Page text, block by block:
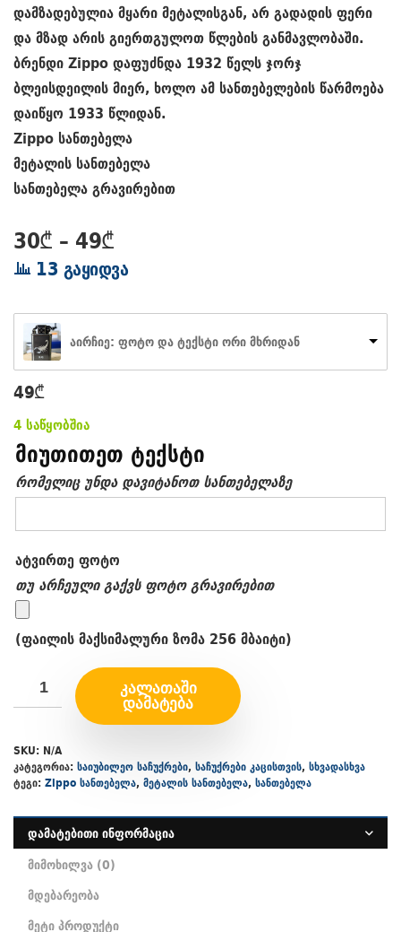
დამზადებულია მყარი მეტალისგან, არ გადადის ფერი
და მზად არის გიერთგულოთ წლების განმავლობაში.
ბრენდი Zippo დაფუძნდა 1932 წელს ჯორჯ
ბლეისდეილის მიერ, ხოლო ამ სანთებელების წარმოება
დაიწყო 1933 წლიდან.
Zippo სანთებელა
მეტალის სანთებელა
სანთებელა გრავირებით
30₾ – 49₾Price
range:
30₾
through
49₾
13 გაყიდვა
აირჩიე: ფოტო და ტექსტი ორი მხრიდან
49₾
4 საწყობშია
მიუთითეთ ტექსტი
რომელიც უნდა დავიტანოთ სანთებელაზე
ატვირთე ფოტო
თუ არჩეული გაქვს ფოტო გრავირებით
(ფაილის მაქსიმალური ზომა 256 მბაიტი)
ᲙᲐᲚᲐᲗᲐᲨᲘ
ᲓᲐᲛᲐᲢᲔᲑᲐ
SKU: N/A
კატეგორია: საიუბილეო საჩუქრები, საჩუქრები კაცისთვის, სხვადასხვა
ტეგი: Zippo სანთებელა, მეტალის სანთებელა, სანთებელა
დამატებითი ინფორმაცია
მიმოხილვა (0)
მდებარეობა
მეტი პროდუქტი